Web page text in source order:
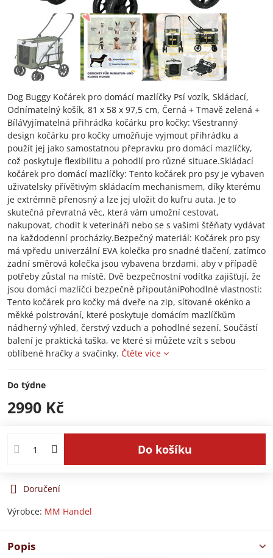
Dog Buggy Kočárek pro domácí mazlíčky Psí vozík, Skládací,
Odnímatelný košík, 81 x 58 x 97,5 cm, Černá + Tmavě zelená +
BíláVyjímatelná přihrádka kočárku pro kočky: Všestranný
design kočárku pro kočky umožňuje vyjmout přihrádku a
použít jej jako samostatnou přepravku pro domácí mazlíčky,
což poskytuje flexibilitu a pohodlí pro různé situace.Skládací
kočárek pro domácí mazlíčky: Tento kočárek pro psy je vybaven
uživatelsky přívětivým skládacím mechanismem, díky kterému
je extrémně přenosný a lze jej uložit do kufru auta. Je to
skutečná převratná věc, která vám umožní cestovat,
nakupovat, chodit k veterináři nebo se s vašimi štěňaty vydávat
na každodenní procházky.Bezpečný materiál: Kočárek pro psy
má vpředu univerzální EVA kolečka pro snadné tlačení, zatímco
zadní směrová kolečka jsou vybavena brzdami, aby v případě
potřeby zůstal na místě. Dvě bezpečnostní vodítka zajišťují, že
jsou domácí mazlíčci bezpečně připoutániPohodlné vlastnosti:
Tento kočárek pro kočky má dveře na zip, síťované okénko a
měkké polstrování, které poskytuje domácím mazlíčkům
nádherný výhled, čerstvý vzduch a pohodlné sezení. Součástí
balení je praktická taška, ve které si můžete vzít s sebou
oblíbené hračky a svačinky. Čtěte více
Do týdne
2990 Kč
Do košíku
Doručení
Výrobce: MM Handel
Popis